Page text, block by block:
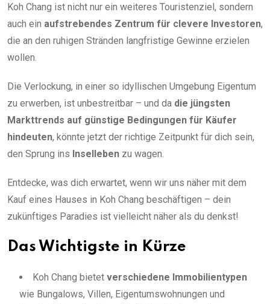
Koh Chang ist nicht nur ein weiteres Touristenziel, sondern
auch ein aufstrebendes Zentrum für clevere Investoren,
die an den ruhigen Stränden langfristige Gewinne erzielen
wollen.
Die Verlockung, in einer so idyllischen Umgebung Eigentum
zu erwerben, ist unbestreitbar – und da die jüngsten
Markttrends auf günstige Bedingungen für Käufer
hindeuten, könnte jetzt der richtige Zeitpunkt für dich sein,
den Sprung ins Inselleben zu wagen.
Entdecke, was dich erwartet, wenn wir uns näher mit dem
Kauf eines Hauses in Koh Chang beschäftigen – dein
zukünftiges Paradies ist vielleicht näher als du denkst!
Das Wichtigste in Kürze
Koh Chang bietet verschiedene Immobilientypen
wie Bungalows, Villen, Eigentumswohnungen und